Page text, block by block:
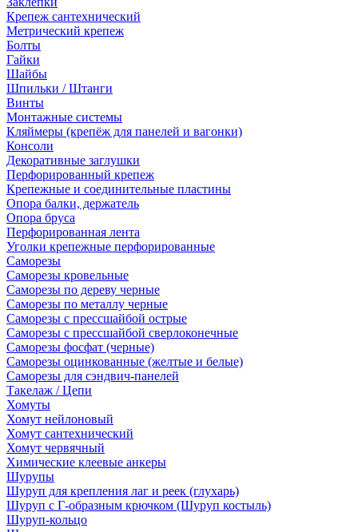
Крепеж сантехнический
Метрический крепеж
Болты
Гайки
Шайбы
Шпильки / Штанги
Винты
Монтажные системы
Кляймеры (крепёж для панелей и вагонки)
Консоли
Декоративные заглушки
Перфорированный крепеж
Крепежные и соединительные пластины
Опора балки, держатель
Опора бруса
Перфорированная лента
Уголки крепежные перфорированные
Саморезы
Саморезы кровельные
Саморезы по дереву черные
Саморезы по металлу черные
Саморезы с прессшайбой острые
Саморезы с прессшайбой сверлоконечные
Саморезы фосфат (черные)
Саморезы оцинкованные (желтые и белые)
Саморезы для сэндвич-панелей
Такелаж / Цепи
Хомуты
Хомут нейлоновый
Хомут сантехнический
Хомут червячный
Химические клеевые анкеры
Шурупы
Шуруп для крепления лаг и реек (глухарь)
Шуруп с Г-образным крючком (Шуруп костыль)
Шуруп-кольцо